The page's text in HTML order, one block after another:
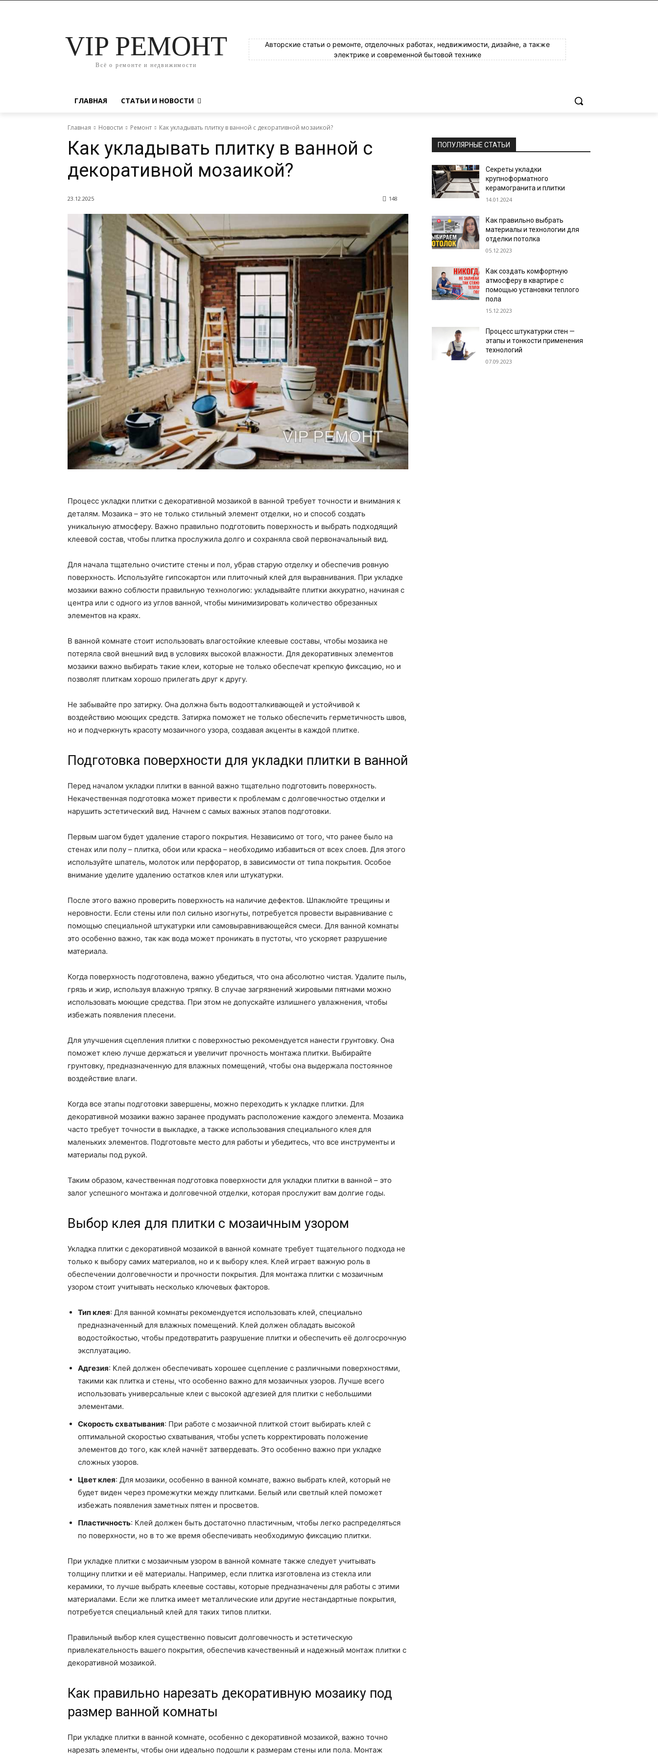
VIP РЕМОНТ
Всё о ремонте и недвижимости
Авторские статьи о ремонте, отделочных работах, недвижимости, дизайне, а также
электрике и современной бытовой технике
ГЛАВНАЯ СТАТЬИ И НОВОСТИ
Главная Новости Ремонт Как укладывать плитку в ванной с декоративной мозаикой?
Как укладывать плитку в ванной с
декоративной мозаикой?
23.12.2025 148
Процесс укладки плитки с декоративной мозаикой в ванной требует точности и внимания к
деталям. Мозаика – это не только стильный элемент отделки, но и способ создать
уникальную атмосферу. Важно правильно подготовить поверхность и выбрать подходящий
клеевой состав, чтобы плитка прослужила долго и сохраняла свой первоначальный вид.
Для начала тщательно очистите стены и пол, убрав старую отделку и обеспечив ровную
поверхность. Используйте гипсокартон или плиточный клей для выравнивания. При укладке
мозаики важно соблюсти правильную технологию: укладывайте плитки аккуратно, начиная с
центра или с одного из углов ванной, чтобы минимизировать количество обрезанных
элементов на краях.
В ванной комнате стоит использовать влагостойкие клеевые составы, чтобы мозаика не
потеряла свой внешний вид в условиях высокой влажности. Для декоративных элементов
мозаики важно выбирать такие клеи, которые не только обеспечат крепкую фиксацию, но и
позволят плиткам хорошо прилегать друг к другу.
Не забывайте про затирку. Она должна быть водоотталкивающей и устойчивой к
воздействию моющих средств. Затирка поможет не только обеспечить герметичность швов,
но и подчеркнуть красоту мозаичного узора, создавая акценты в каждой плитке.
Подготовка поверхности для укладки плитки в ванной
Перед началом укладки плитки в ванной важно тщательно подготовить поверхность.
Некачественная подготовка может привести к проблемам с долговечностью отделки и
нарушить эстетический вид. Начнем с самых важных этапов подготовки.
Первым шагом будет удаление старого покрытия. Независимо от того, что ранее было на
стенах или полу – плитка, обои или краска – необходимо избавиться от всех слоев. Для этого
используйте шпатель, молоток или перфоратор, в зависимости от типа покрытия. Особое
внимание уделите удалению остатков клея или штукатурки.
После этого важно проверить поверхность на наличие дефектов. Шпаклюйте трещины и
неровности. Если стены или пол сильно изогнуты, потребуется провести выравнивание с
помощью специальной штукатурки или самовыравнивающейся смеси. Для ванной комнаты
это особенно важно, так как вода может проникать в пустоты, что ускоряет разрушение
материала.
Когда поверхность подготовлена, важно убедиться, что она абсолютно чистая. Удалите пыль,
грязь и жир, используя влажную тряпку. В случае загрязнений жировыми пятнами можно
использовать моющие средства. При этом не допускайте излишнего увлажнения, чтобы
избежать появления плесени.
Для улучшения сцепления плитки с поверхностью рекомендуется нанести грунтовку. Она
поможет клею лучше держаться и увеличит прочность монтажа плитки. Выбирайте
грунтовку, предназначенную для влажных помещений, чтобы она выдержала постоянное
воздействие влаги.
Когда все этапы подготовки завершены, можно переходить к укладке плитки. Для
декоративной мозаики важно заранее продумать расположение каждого элемента. Мозаика
часто требует точности в выкладке, а также использования специального клея для
маленьких элементов. Подготовьте место для работы и убедитесь, что все инструменты и
материалы под рукой.
Таким образом, качественная подготовка поверхности для укладки плитки в ванной – это
залог успешного монтажа и долговечной отделки, которая прослужит вам долгие годы.
Выбор клея для плитки с мозаичным узором
Укладка плитки с декоративной мозаикой в ванной комнате требует тщательного подхода не
только к выбору самих материалов, но и к выбору клея. Клей играет важную роль в
обеспечении долговечности и прочности покрытия. Для монтажа плитки с мозаичным
узором стоит учитывать несколько ключевых факторов.
Тип клея: Для ванной комнаты рекомендуется использовать клей, специально
предназначенный для влажных помещений. Клей должен обладать высокой
водостойкостью, чтобы предотвратить разрушение плитки и обеспечить её долгосрочную
эксплуатацию.
Адгезия: Клей должен обеспечивать хорошее сцепление с различными поверхностями,
такими как плитка и стены, что особенно важно для мозаичных узоров. Лучше всего
использовать универсальные клеи с высокой адгезией для плитки с небольшими
элементами.
Скорость схватывания: При работе с мозаичной плиткой стоит выбирать клей с
оптимальной скоростью схватывания, чтобы успеть корректировать положение
элементов до того, как клей начнёт затвердевать. Это особенно важно при укладке
сложных узоров.
Цвет клея: Для мозаики, особенно в ванной комнате, важно выбрать клей, который не
будет виден через промежутки между плитками. Белый или светлый клей поможет
избежать появления заметных пятен и просветов.
Пластичность: Клей должен быть достаточно пластичным, чтобы легко распределяться
по поверхности, но в то же время обеспечивать необходимую фиксацию плитки.
При укладке плитки с мозаичным узором в ванной комнате также следует учитывать
толщину плитки и её материалы. Например, если плитка изготовлена из стекла или
керамики, то лучше выбрать клеевые составы, которые предназначены для работы с этими
материалами. Если же плитка имеет металлические или другие нестандартные покрытия,
потребуется специальный клей для таких типов плитки.
Правильный выбор клея существенно повысит долговечность и эстетическую
привлекательность вашего покрытия, обеспечив качественный и надежный монтаж плитки с
декоративной мозаикой.
Как правильно нарезать декоративную мозаику под
размер ванной комнаты
При укладке плитки в ванной комнате, особенно с декоративной мозаикой, важно точно
нарезать элементы, чтобы они идеально подошли к размерам стены или пола. Монтаж
ПОПУЛЯРНЫЕ СТАТЬИ
Секреты укладки
крупноформатного
керамогранита и плитки
14.01.2024
Как правильно выбрать
материалы и технологии для
отделки потолка
05.12.2023
Как создать комфортную
атмосферу в квартире с
помощью установки теплого
пола
15.12.2023
Процесс штукатурки стен —
этапы и тонкости применения
технологий
07.09.2023